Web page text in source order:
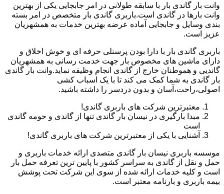
وانت بار گاندی بار با سابقه طولانی در امر جابجایی یکی از بهترین
وانت بارها در گاندی است.باربری گاندی بار متخصص در امر بسته
بندی وسایل و جابجایی آماده عرضه بهترین خدمات به همشهریان
عزیز است.
باربری گاندی بار با دارا بودن پرسنلی حرفه ای و خوش اخلاق و
دارای ماشین های مخصوص بار جهت خدمت رسانی به همشهریان
گاندیی و هموطنان خارج از گاندی انجام وظیفه نماید.وانت بار گاندی
بار گاندی به شما کمک می کند تا با یک اسباب کشی
اصولی،راحت،آسان و بدون دردسر را داشته باشید.
معتبرترین شرکت های باربری گاندی!
مبدا بارگیری در نیسان بار گاندی تنها از گاندی و حومه گاندی
است
آشنایی با یکی از معتبرترین شرکت های باربری گاندی!
موسسه باربری نیسان بار گاندی متصدی ارائه خدمات باربری و
حمل و نقل از گاندی به سراسر کشور با پایین ترین تعرفه حمل بار
است و کلیه خدمات ارائه شده از سوی این شرکت تحت پوشش
بیمه باربری و بارنامه معتبر است.